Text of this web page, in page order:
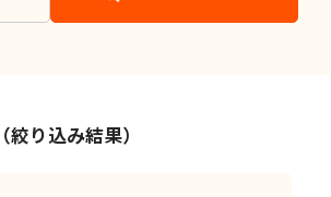
り込み結果）